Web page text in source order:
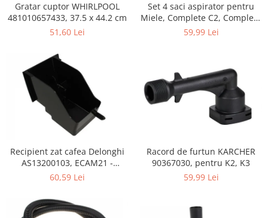
Servere, Componente & UPS
Telecomenzi garaj
Accesorii antrenament
Accesorii Fitness
Accesorii sportive
Articole Voiaj
Sporturi acvatice
Sporturi de interior
Aparate Foto & Accesorii
Gratar cuptor WHIRLPOOL
481010657433, 37.5 x 44.2 cm
51,60 Lei
Set 4 saci aspirator pentru
Miele, Complete C2, Complete
C3, Classic C1, S8, S5, S2,
59,99 Lei
Recipient zat cafea Delonghi
AS13200103, ECAM21 -
ECAM25
60,59 Lei
Racord de furtun KARCHER
90367030, pentru K2, K3
59,99 Lei